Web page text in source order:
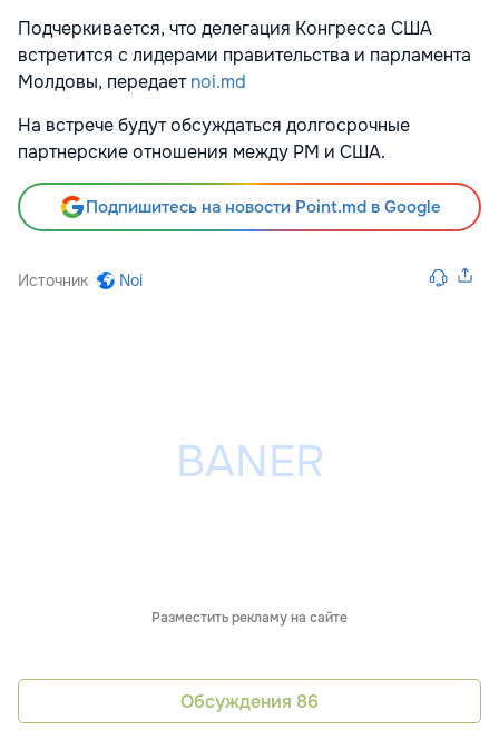
Подчеркивается, что делегация Конгресса США
встретится с лидерами правительства и парламента
Молдовы, передаетnoi.md
На встрече будут обсуждаться долгосрочные
партнерские отношения между РМ и США.
Подпишитесь на новости Point.md в Google
Источник Noi
Разместить рекламу на сайте
Обсуждения 86